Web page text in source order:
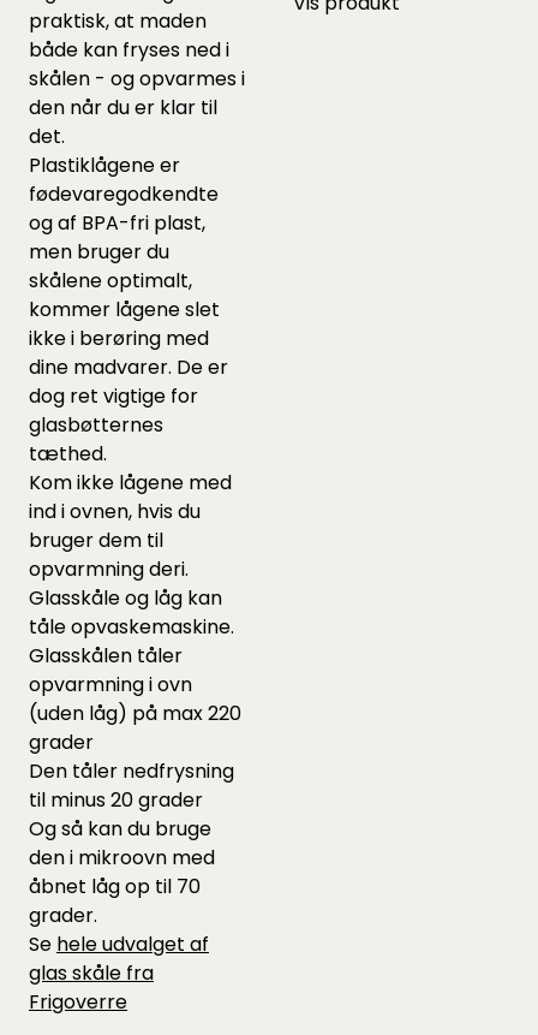
praktisk, at maden
både kan fryses ned i
skålen - og opvarmes i
den når du er klar til
det.
Plastiklågene er
fødevaregodkendte
og af BPA-fri plast,
men bruger du
skålene optimalt,
kommer lågene slet
ikke i berøring med
dine madvarer. De er
dog ret vigtige for
glasbøtternes
tæthed.
Kom ikke lågene med
ind i ovnen, hvis du
bruger dem til
opvarmning deri.
Glasskåle og låg kan
tåle opvaskemaskine.
Glasskålen tåler
opvarmning i ovn
(uden låg) på max 220
grader
Den tåler nedfrysning
til minus 20 grader
Og så kan du bruge
den i mikroovn med
åbnet låg op til 70
grader.
Se hele udvalget af
glas skåle fra
Frigoverre